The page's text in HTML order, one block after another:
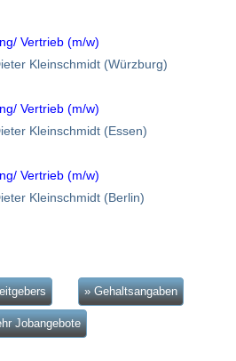
Vertrieb (m/w)
Kleinschmidt (Würzburg)
Vertrieb (m/w)
Kleinschmidt (Essen)
Vertrieb (m/w)
Kleinschmidt (Berlin)
» Gehaltsangaben
Jobangebote